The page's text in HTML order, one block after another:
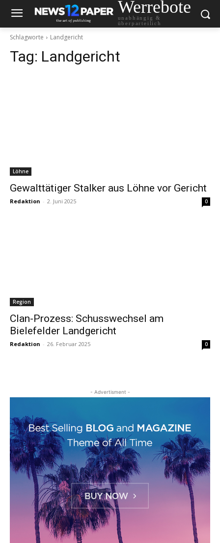
Werrebote
unabhängig &
überparteilich
Schlagworte Landgericht
Tag: Landgericht
Löhne
Gewalttätiger Stalker aus Löhne vor Gericht
Redaktion - 2. Juni 2025 0
Region
Clan-Prozess: Schusswechsel am
Bielefelder Landgericht
Redaktion - 26. Februar 2025 0
- Advertisment -